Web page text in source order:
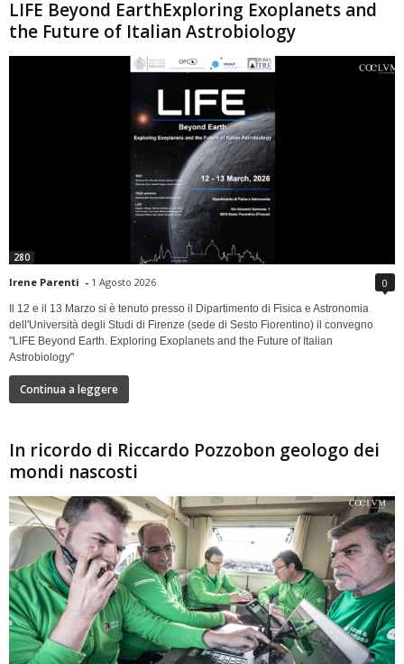
LIFE Beyond EarthExploring Exoplanets and
the Future of Italian Astrobiology
280
Irene Parenti - 1 Agosto 2026 0
Il 12 e il 13 Marzo si è tenuto presso il Dipartimento di Fisica e Astronomia
dell'Università degli Studi di Firenze (sede di Sesto Fiorentino) il convegno
"LIFE Beyond Earth. Exploring Exoplanets and the Future of Italian
Astrobiology"
Continua a leggere
In ricordo di Riccardo Pozzobon geologo dei
mondi nascosti